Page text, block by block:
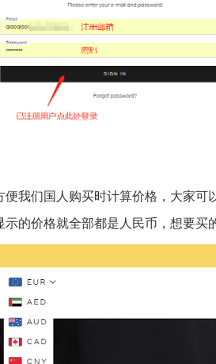
便我们国人购买时计算价格，大家
示的价格就全部都是人民币，想要买